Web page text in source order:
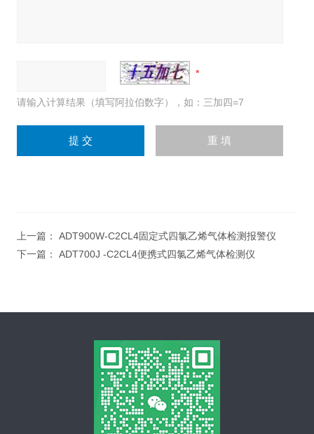
请输入计算结果（填写阿拉伯数字），如：三加四=7
上一篇： ADT900W-C2CL4固定式四氯乙烯气体检测报警仪
下一篇： ADT700J -C2CL4便携式四氯乙烯气体检测仪